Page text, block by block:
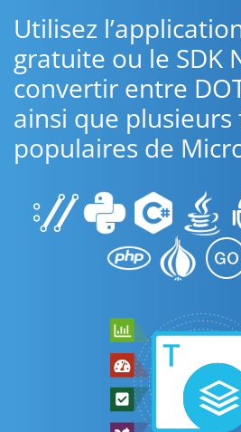
Utilisez
gratuite ou le SDK
convertir entre
ainsi que
populaires de